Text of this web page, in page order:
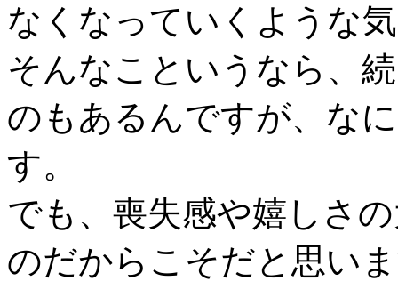
なくなっていくような
そんなこというなら、
のもあるんですが、な
す。
でも、喪失感や嬉しさ
のだからこそだと思い